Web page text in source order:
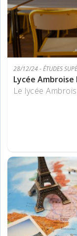
28/12/24 - ÉTUDES
Lycée
Le lycée